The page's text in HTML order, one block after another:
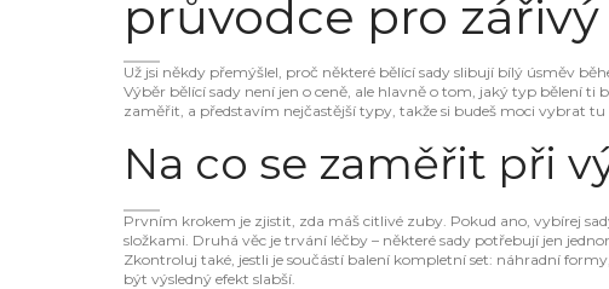
průvodce pro
Už jsi někdy přemýšlel, proč některé bělící sady slibují bílý úsměv
Výběr bělící sady není jen o ceně, ale hlavně o tom, jaký typ bělení ti
zaměřit, a představím nejčastější typy, takže si budeš moci vybrat tu
Na co se zaměřit při
Prvním krokem je zjistit, zda máš citlivé zuby. Pokud ano, vybírej
složkami. Druhá věc je trvání léčby – některé sady potřebují jen
Zkontroluj také, jestli je součástí balení kompletní set: náhradní
být výsledný efekt slabší.